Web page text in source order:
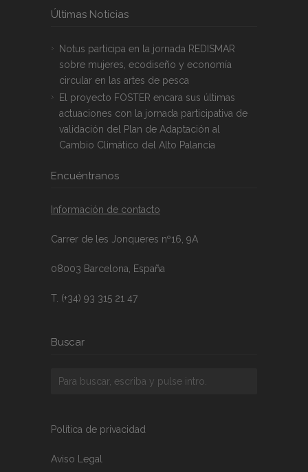
Últimas Noticias
Notus participa en la jornada REDISMAR
sobre mujeres, ecodiseño y economía
circular en las artes de pesca
El proyecto FOSTER encara sus últimas
actuaciones con la jornada participativa de
validación del Plan de Adaptación al
Cambio Climático del Alto Palancia
Encuéntranos
Información de contacto
Carrer de les Jonqueres nº16, 9A
08003 Barcelona, España
T. (+34) 93 315 21 47
Buscar
Política de privacidad
Aviso Legal